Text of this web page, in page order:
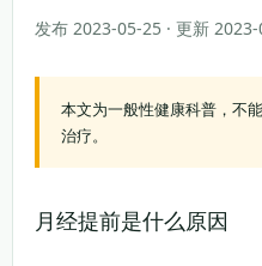
发布 2023-05-25 · 更新
本文为一般性健康科普，不
治疗。
月经提前是什么原因